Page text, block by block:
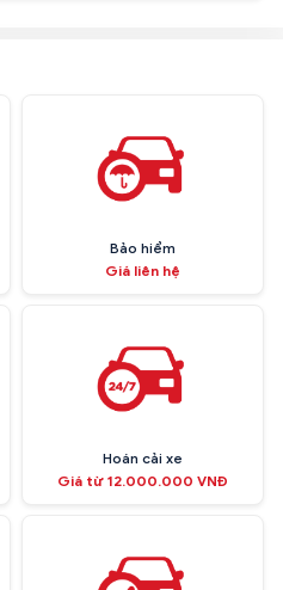
Bảo hiểm
Giá liên hệ
Hoán cải xe
Giá từ 12.000.000 VNĐ